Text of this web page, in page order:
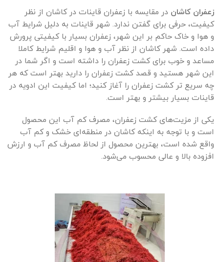
زعفران کاشان در مقایسه با زعفران قاینات در کاشان از نظر
کیفیت، حرفی برای گفتن ندارد. شهر قاینات به دلیل شرایط آب
و هوا و خاک حاکم بر این شهر، زعفران بسیار با کیفیتی پرورش
داده است. شهر کاشان از نظر آب و هوا و اقلیم شرایط کاملا
مساعد و خوب برای کشت زعفران را داشته است و اگر شما در
این شهر هستید و قصد کشت زعفران را دارید بهتر است که هر
چه سریع تر کشت زعفران را آغاز کنید؛ اما کیفیت این ادویه در
قاینات بسیار بیشتر و بهتر است.
یکی از مزیت‌های کشت زعفران، مصرف کم آب این محصول
است و با توجه به اینکه کاشان در منطقه‌ای خشک و کم آب
واقع شده است، بهترین محصول از لحاظ مصرف کم آب و ارزش
افزوده بالا و عالی محسوب می‌شود.